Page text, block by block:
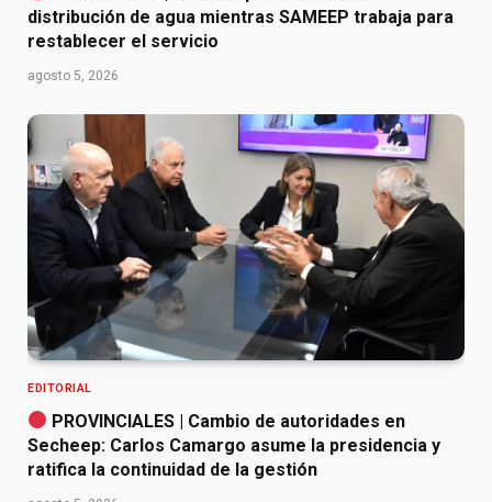
distribución de agua mientras SAMEEP trabaja para
restablecer el servicio
agosto 5, 2026
EDITORIAL
PROVINCIALES | Cambio de autoridades en
Secheep: Carlos Camargo asume la presidencia y
ratifica la continuidad de la gestión